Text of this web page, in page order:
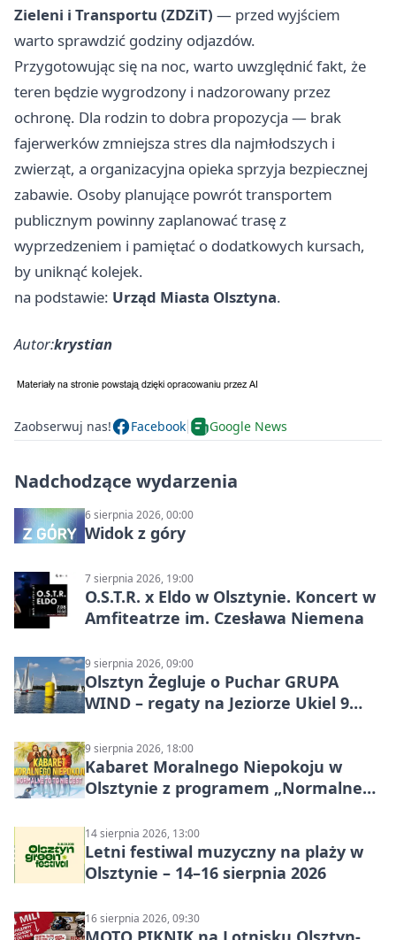
Zieleni i Transportu (ZDZiT) — przed wyjściem
warto sprawdzić godziny odjazdów.
Przygotowując się na noc, warto uwzględnić fakt, że
teren będzie wygrodzony i nadzorowany przez
ochronę. Dla rodzin to dobra propozycja — brak
fajerwerków zmniejsza stres dla najmłodszych i
zwierząt, a organizacyjna opieka sprzyja bezpiecznej
zabawie. Osoby planujące powrót transportem
publicznym powinny zaplanować trasę z
wyprzedzeniem i pamiętać o dodatkowych kursach,
by uniknąć kolejek.
na podstawie: Urząd Miasta Olsztyna.
Autor:krystian
Zaobserwuj nas! Facebook Google News
Nadchodzące wydarzenia
6 sierpnia 2026, 00:00
Widok z góry
7 sierpnia 2026, 19:00
O.S.T.R. x Eldo w Olsztynie. Koncert w
Amfiteatrze im. Czesława Niemena
9 sierpnia 2026, 09:00
Olsztyn Żegluje o Puchar GRUPA
WIND – regaty na Jeziorze Ukiel 9
9 sierpnia 2026, 18:00
Kabaret Moralnego Niepokoju w
Olsztynie z programem „Normalne
14 sierpnia 2026, 13:00
Letni festiwal muzyczny na plaży w
Olsztynie – 14–16 sierpnia 2026
16 sierpnia 2026, 09:30